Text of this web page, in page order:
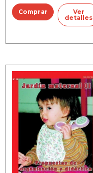
Ver
detalles